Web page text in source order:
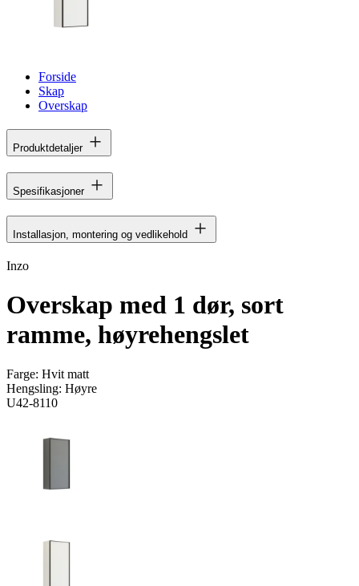
Forside
Skap
Overskap
Produktdetaljer
Spesifikasjoner
Installasjon, montering og vedlikehold
Inzo
Overskap med 1 dør, sort
ramme, høyrehengslet
Farge: Hvit matt
Hengsling: Høyre
U42-8110